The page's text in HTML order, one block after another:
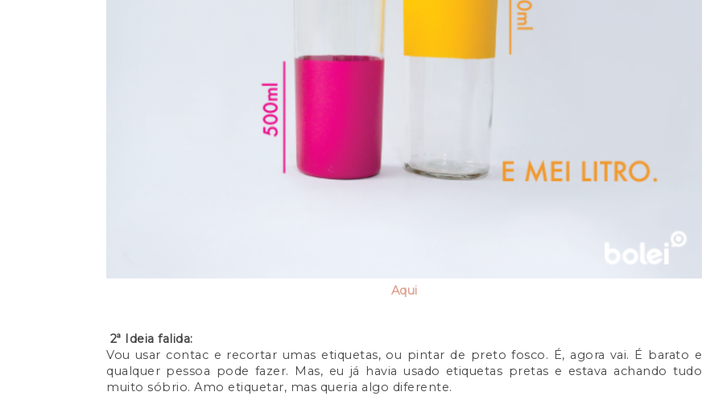
Aqui
2ª Ideia falida:
Vou usar contac e recortar umas etiquetas, ou pintar de preto fosco. É, agora vai. É barato e
qualquer pessoa pode fazer. Mas, eu já havia usado etiquetas pretas e estava achando tudo
muito sóbrio. Amo etiquetar, mas queria algo diferente.